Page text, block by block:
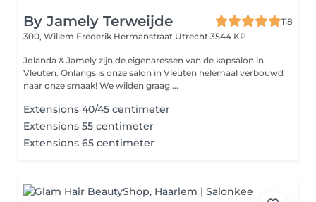
By Jamely Terweijde
118
300, Willem Frederik Hermanstraat Utrecht 3544 KP
Jolanda & Jamely zijn de eigenaressen van de kapsalon in
Vleuten. Onlangs is onze salon in Vleuten helemaal verbouwd
naar onze smaak! We wilden graag ...
Extensions 40/45 centimeter
Extensions 55 centimeter
Extensions 65 centimeter